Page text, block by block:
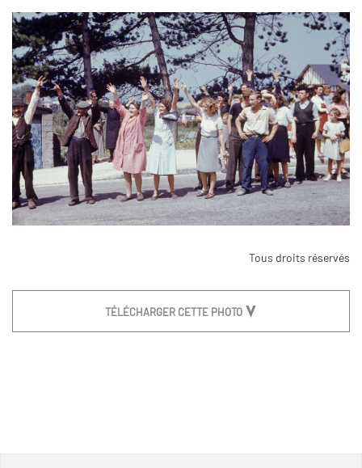
Tous droits réservés
TÉLÉCHARGER CETTE PHOTO